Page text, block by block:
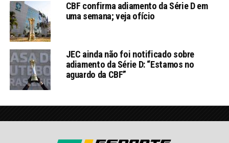
CBF confirma adiamento da Série D em
uma semana; veja ofício
JEC ainda não foi notificado sobre
adiamento da Série D: “Estamos no
aguardo da CBF”